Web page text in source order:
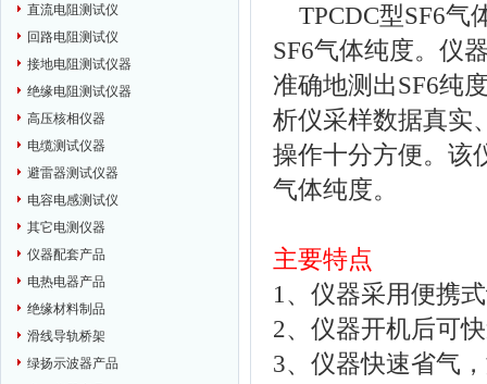
直流电阻测试仪
回路电阻测试仪
接地电阻测试仪器
绝缘电阻测试仪器
高压核相仪器
电缆测试仪器
避雷器测试仪器
电容电感测试仪
其它电测仪器
仪器配套产品
电热电器产品
绝缘材料制品
滑线导轨桥架
绿扬示波器产品
TPCDC型SF6气
SF6气体纯度。仪
准确地测出SF6纯
析仪采样数据真实
操作十分方便。该
气体纯度。
主要特点
1、仪器采用便携
2、仪器开机后可
3、仪器快速省气